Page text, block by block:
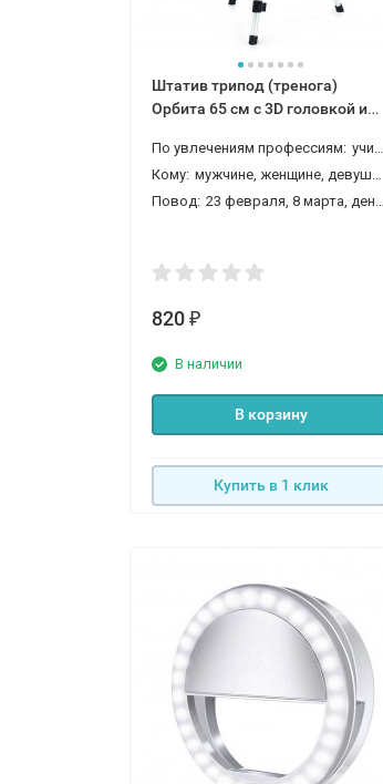
Штатив трипод (тренога)
Орбита 65 см с 3D головкой и
фотоаппаратов
По увлечениям профессиям: учителю
Кому: мужчине, женщине, девушке, парню, детям (ребенку), дочке, сыну, другу, подруге, коллеге
Повод: 23 февраля, 8 марта, день рождения, новый год, новоселье, свадьба, день учителя
820 ₽
В наличии
В корзину
Купить в 1 клик